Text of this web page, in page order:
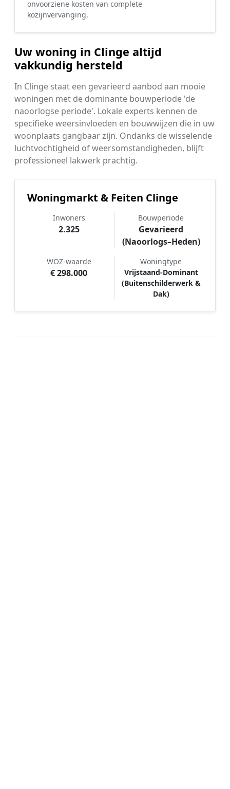
onvoorziene kosten van complete
kozijnvervanging.
Uw woning in Clinge altijd
vakkundig hersteld
In Clinge staat een gevarieerd aanbod aan mooie
woningen met de dominante bouwperiode 'de
naoorlogse periode'. Lokale experts kennen de
specifieke weersinvloeden en bouwwijzen die in uw
woonplaats gangbaar zijn. Ondanks de wisselende
luchtvochtigheid of weersomstandigheden, blijft
professioneel lakwerk prachtig.
Woningmarkt & Feiten Clinge
Inwoners
2.325
Bouwperiode
Gevarieerd
(Naoorlogs–Heden)
WOZ-waarde
€ 298.000
Woningtype
Vrijstaand-Dominant
(Buitenschilderwerk &
Dak)